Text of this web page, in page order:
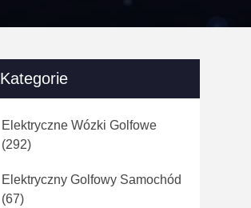
Kategorie
Elektryczne Wózki Golfowe
(292)
Elektryczny Golfowy Samochód
(67)